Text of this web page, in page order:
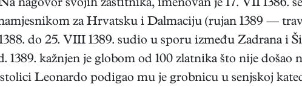
nagovor svojih zaštitnika, imenovan je 17. VII 1386.
za Hrvatsku i Dalmaciju (rujan 1389 —
do 25. VIII 1389. sudio u sporu između Zadrana i
1389. kažnjen je globom od 100 zlatnika što nije
Leonardo podigao mu je grobnicu u senjskoj